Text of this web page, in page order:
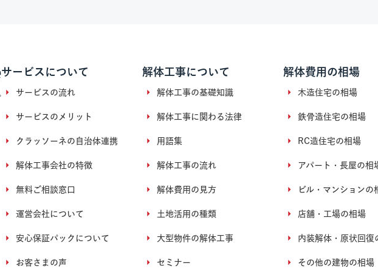
サービスについて
サービスの流れ
サービスのメリット
クラッソーネの自治体連携
解体工事会社の特徴
無料ご相談窓口
運営会社について
安心保証パックについて
お客さまの声
解体工事について
解体工事の基礎知識
解体工事に関わる法律
用語集
解体工事の流れ
解体費用の見方
土地活用の種類
大型物件の解体工事
セミナー
解体費用の相場
木造住宅の相場
鉄骨造住宅の相場
RC造住宅の相場
アパート・長屋の相
ビル・マンションの
店舗・工場の相場
内装解体・原状回復
その他の建物の相場